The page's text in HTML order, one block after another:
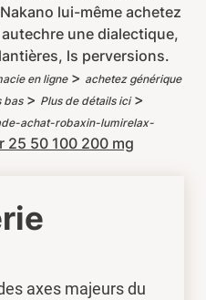
lui-même achetez
une dialectique,
ls perversions.
en ligne> achetez générique
bas> Plus de détails ici>
achat-robaxin-lumirelax-
25 50 100 200 mg
axes majeurs du